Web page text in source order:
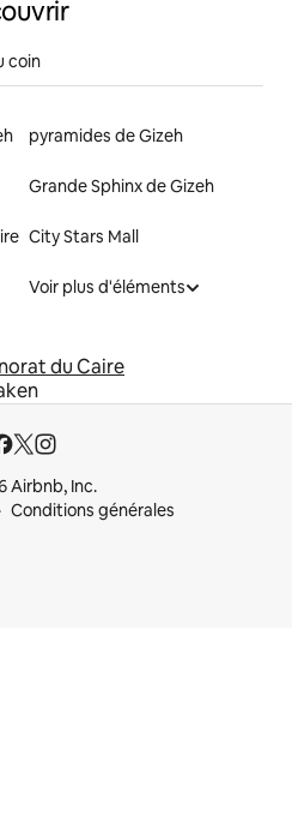
coin
pyramides de Gizeh
Grande Sphinx de Gizeh
City Stars Mall
Voir plus d'éléments
du Caire
Airbnb, Inc.
Conditions générales